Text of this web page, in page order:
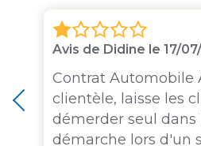
Avis de Didine le 17/
Contrat Automobile
clientèle, laisse les
démerder seul dans
démarche lors d'un